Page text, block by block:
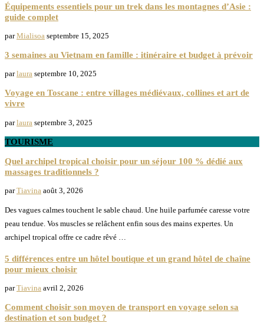
Équipements essentiels pour un trek dans les montagnes d’Asie :
guide complet
parMialisoa septembre 15, 2025
3 semaines au Vietnam en famille : itinéraire et budget à prévoir
parlaura septembre 10, 2025
Voyage en Toscane : entre villages médiévaux, collines et art de
vivre
parlaura septembre 3, 2025
TOURISME
Quel archipel tropical choisir pour un séjour 100 % dédié aux
massages traditionnels ?
parTiavina août 3, 2026
Des vagues calmes touchent le sable chaud. Une huile parfumée caresse votre
peau tendue. Vos muscles se relâchent enfin sous des mains expertes. Un
archipel tropical offre ce cadre rêvé …
5 différences entre un hôtel boutique et un grand hôtel de chaîne
pour mieux choisir
parTiavina avril 2, 2026
Comment choisir son moyen de transport en voyage selon sa
destination et son budget ?